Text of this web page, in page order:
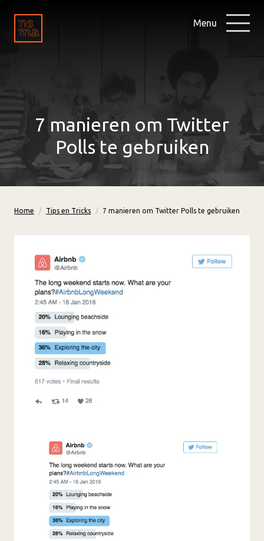
Menu
7 manieren om Twitter
Polls te gebruiken
Home Tips en Tricks 7 manieren om Twitter Polls te gebruiken